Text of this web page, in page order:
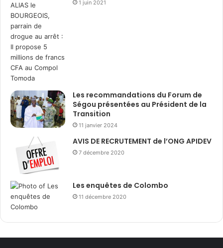
1 juin 2021
Les recommandations du Forum de
Ségou présentées au Président de la
Transition
11 janvier 2024
AVIS DE RECRUTEMENT de l’ONG APIDEV
7 décembre 2020
Les enquêtes de Colombo
11 décembre 2020